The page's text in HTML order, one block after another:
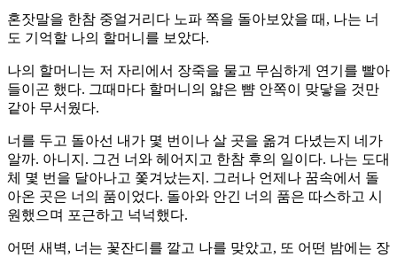
혼잣말을 한참 중얼거리다 노파 쪽을 돌아보았을 때, 나는 너
도 기억할 나의 할머니를 보았다.
나의 할머니는 저 자리에서 장죽을 물고 무심하게 연기를 빨아
들이곤 했다. 그때마다 할머니의 얇은 뺨 안쪽이 맞닿을 것만
같아 무서웠다.
너를 두고 돌아선 내가 몇 번이나 살 곳을 옮겨 다녔는지 네가
알까. 아니지. 그건 너와 헤어지고 한참 후의 일이다. 나는 도대
체 몇 번을 달아나고 쫓겨났는지. 그러나 언제나 꿈속에서 돌
아온 곳은 너의 품이었다. 돌아와 안긴 너의 품은 따스하고 시
원했으며 포근하고 넉넉했다.
어떤 새벽, 너는 꽃잔디를 깔고 나를 맞았고, 또 어떤 밤에는 장